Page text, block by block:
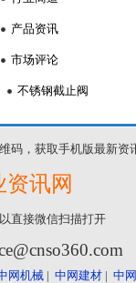
产品资讯
市场评论
不锈钢截止阀
码，获取手机版最新资
资讯网
直接微信扫描打开
网机械 | 中网建材 | 中